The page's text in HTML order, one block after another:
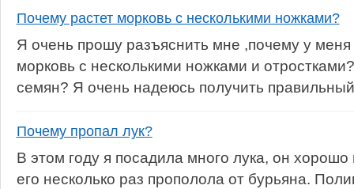
Почему растет морковь с несколькими ножками?
Я очень прошу разъяснить мне ,почему у меня
морковь с несколькими ножками и
семян? Я очень надеюсь получить правильный
Почему пропал лук?
В этом году я посадила много лука, он хорошо
его несколько раз прополола от бурьяна.